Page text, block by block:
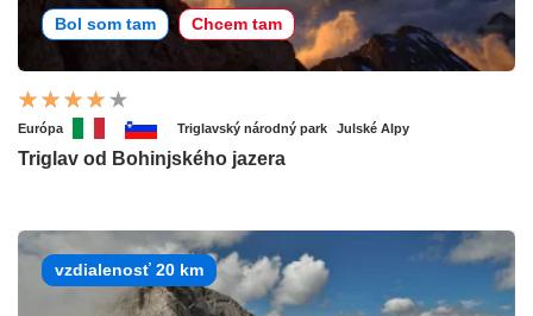
Bol som tam Chcem tam
Európa Triglavský národný park Julské Alpy
Triglav od Bohinjského jazera
vzdialenosť 20 km